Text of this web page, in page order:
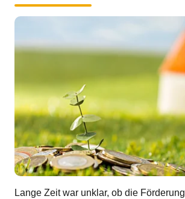
Lange Zeit war unklar, ob die Förderung